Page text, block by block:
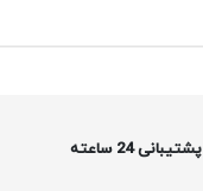
پشتیبانی 24 ساعته